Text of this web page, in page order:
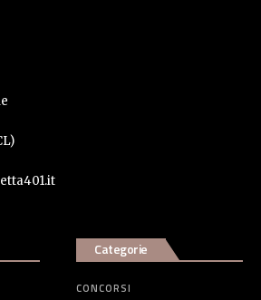
Categorie
CONCORSI